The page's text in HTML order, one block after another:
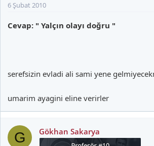
6 Şubat 2010
Cevap: " Yalçın olayı doğru "
serefsizin evladi ali sami yene
umarim ayagini eline verirler
G Gökhan Sakarya